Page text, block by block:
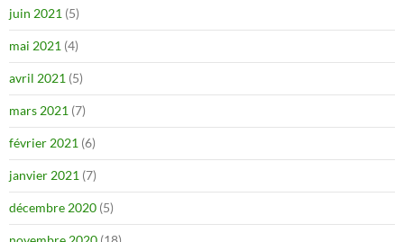
juin 2021 (5)
mai 2021 (4)
avril 2021 (5)
mars 2021 (7)
février 2021 (6)
janvier 2021 (7)
décembre 2020 (5)